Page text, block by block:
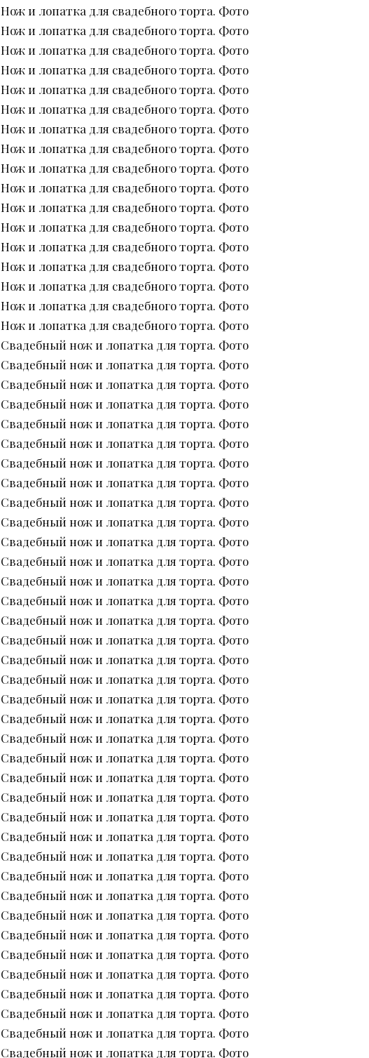
Нож и лопатка для свадебного торта. Фото
Нож и лопатка для свадебного торта. Фото
Нож и лопатка для свадебного торта. Фото
Нож и лопатка для свадебного торта. Фото
Нож и лопатка для свадебного торта. Фото
Нож и лопатка для свадебного торта. Фото
Нож и лопатка для свадебного торта. Фото
Нож и лопатка для свадебного торта. Фото
Нож и лопатка для свадебного торта. Фото
Нож и лопатка для свадебного торта. Фото
Нож и лопатка для свадебного торта. Фото
Нож и лопатка для свадебного торта. Фото
Нож и лопатка для свадебного торта. Фото
Нож и лопатка для свадебного торта. Фото
Нож и лопатка для свадебного торта. Фото
Нож и лопатка для свадебного торта. Фото
Нож и лопатка для свадебного торта. Фото
Свадебный нож и лопатка для торта. Фото
Свадебный нож и лопатка для торта. Фото
Свадебный нож и лопатка для торта. Фото
Свадебный нож и лопатка для торта. Фото
Свадебный нож и лопатка для торта. Фото
Свадебный нож и лопатка для торта. Фото
Свадебный нож и лопатка для торта. Фото
Свадебный нож и лопатка для торта. Фото
Свадебный нож и лопатка для торта. Фото
Свадебный нож и лопатка для торта. Фото
Свадебный нож и лопатка для торта. Фото
Свадебный нож и лопатка для торта. Фото
Свадебный нож и лопатка для торта. Фото
Свадебный нож и лопатка для торта. Фото
Свадебный нож и лопатка для торта. Фото
Свадебный нож и лопатка для торта. Фото
Свадебный нож и лопатка для торта. Фото
Свадебный нож и лопатка для торта. Фото
Свадебный нож и лопатка для торта. Фото
Свадебный нож и лопатка для торта. Фото
Свадебный нож и лопатка для торта. Фото
Свадебный нож и лопатка для торта. Фото
Свадебный нож и лопатка для торта. Фото
Свадебный нож и лопатка для торта. Фото
Свадебный нож и лопатка для торта. Фото
Свадебный нож и лопатка для торта. Фото
Свадебный нож и лопатка для торта. Фото
Свадебный нож и лопатка для торта. Фото
Свадебный нож и лопатка для торта. Фото
Свадебный нож и лопатка для торта. Фото
Свадебный нож и лопатка для торта. Фото
Свадебный нож и лопатка для торта. Фото
Свадебный нож и лопатка для торта. Фото
Свадебный нож и лопатка для торта. Фото
Свадебный нож и лопатка для торта. Фото
Свадебный нож и лопатка для торта. Фото
Свадебный нож и лопатка для торта. Фото